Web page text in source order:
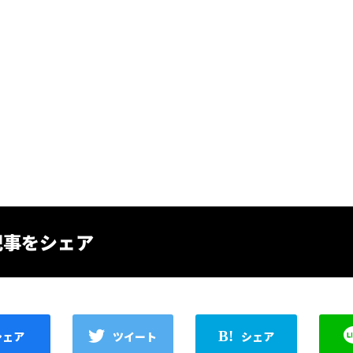
をシェア
ア ツイート シェア